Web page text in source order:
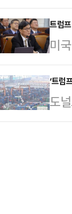
불
가(
다.
됐
로…
상
에
을
씬
동
럼
고
트럼
미
대
트
불
주
‘트럼
도